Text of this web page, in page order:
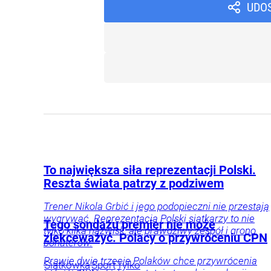
To największa siła reprezentacji Polski.
Reszta świata patrzy z podziwem
Trener Nikola Grbić i jego podopieczni nie przestają
wygrywać. Reprezentacja Polski siatkarzy to nie
tylko kilka nazwisk, ale prawdziwy zespół i grono
bohaterów.
SiatkówkaSportTylko
Tego sondażu premier nie może
zlekceważyć. Polacy o przywróceniu CPN
Prawie dwie trzecie Polaków chce przywrócenia